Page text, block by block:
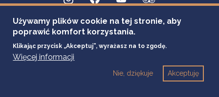
Używamy plików cookie na tej stronie, aby
poprawić komfort korzystania.
Klikając przycisk „Akceptuj”, wyrażasz na to zgodę.
Więcej informacji
Akceptuję
Nie, dziękuje